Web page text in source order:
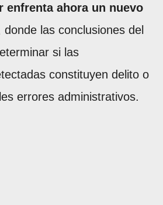
enfrenta ahora un nuevo
donde las conclusiones del
si las
constituyen delito o
errores administrativos.